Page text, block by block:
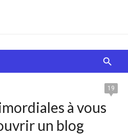
boîte de chocolats… On
quoi on va tomber !
19
à vous
un blog